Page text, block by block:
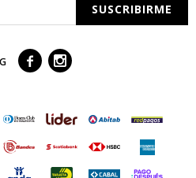
SUSCRIBIRME
 